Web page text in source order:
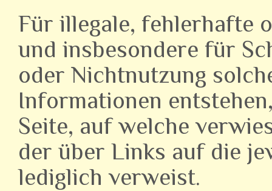
Für illegale, fehlerhafte
und insbesondere für
oder Nichtnutzung
Informationen
Seite, auf welche
der über Links auf die
lediglich verweist.